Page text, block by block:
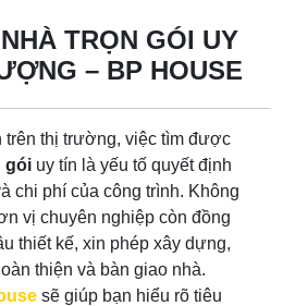
TRỌN GÓI UY
– BP HOUSE
trên thị trường, việc tìm được
gói uy tín là yếu tố quyết định
chi phí của công trình. Không
vị chuyên nghiệp còn đồng
thiết kế, xin phép xây dựng,
thiện và bàn giao nhà.
sẽ giúp bạn hiểu rõ tiêu